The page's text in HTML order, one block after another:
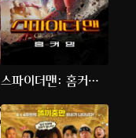
스파이더맨: 홈커밍
(2017)